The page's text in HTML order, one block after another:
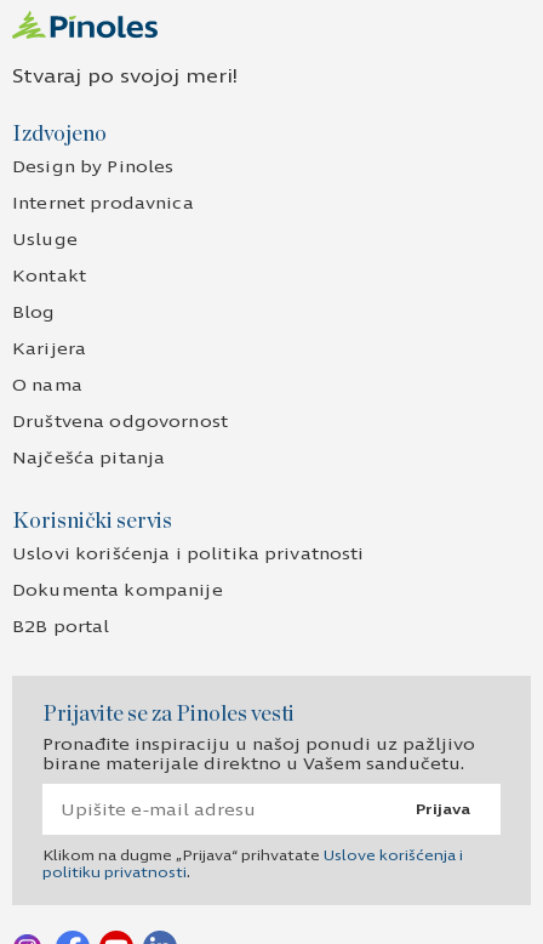
Stvaraj po svojoj meri!
Izdvojeno
Design by Pinoles
Internet prodavnica
Usluge
Kontakt
Blog
Karijera
O nama
Društvena odgovornost
Najčešća pitanja
Korisnički servis
Uslovi korišćenja i politika privatnosti
Dokumenta kompanije
B2B portal
Prijavite se za Pinoles vesti
Pronađite inspiraciju u našoj ponudi uz pažljivo
birane materijale direktno u Vašem sandučetu.
Prijava
Klikom na dugme „Prijava“ prihvatate Uslove korišćenja i
politiku privatnosti.